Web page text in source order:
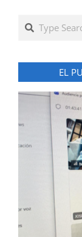
Search
EL